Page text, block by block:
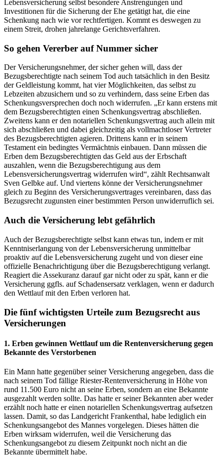
Lebensversicherung selbst besondere Anstrengungen und
Investitionen für die Sicherung der Ehe getätigt hat, die eine
Schenkung nach wie vor rechtfertigen. Kommt es deswegen zu
einem Streit, drohen jahrelange Gerichtsverfahren.
So gehen Vererber auf Nummer sicher
Der Versicherungsnehmer, der sicher gehen will, dass der
Bezugsberechtigte nach seinem Tod auch tatsächlich in den Besitz
der Geldleistung kommt, hat vier Möglichkeiten, das selbst zu
Lebzeiten abzusichern und so zu verhindern, dass seine Erben das
Schenkungsversprechen doch noch widerrufen. „Er kann erstens mit
dem Bezugsberechtigten einen Schenkungsvertrag abschließen.
Zweitens kann er den notariellen Schenkungsvertrag auch allein mit
sich abschließen und dabei gleichzeitig als vollmachtloser Vertreter
des Bezugsberechtigten agieren. Drittens kann er in seinem
Testament ein bedingtes Vermächtnis einbauen. Dann müssen die
Erben dem Bezugsberechtigten das Geld aus der Erbschaft
auszahlen, wenn die Bezugsberechtigung aus dem
Lebensversicherungsvertrag widerrufen wird“, zählt Rechtsanwalt
Sven Gelbke auf. Und viertens könne der Versicherungsnehmer
gleich zu Beginn des Versicherungsvertrages vereinbaren, dass das
Bezugsrecht zugunsten einer bestimmten Person unwiderruflich sei.
Auch die Versicherung lebt gefährlich
Auch der Bezugsberechtigte selbst kann etwas tun, indem er mit
Kenntniserlangung von der Lebensversicherung unmittelbar
proaktiv auf die Lebensversicherung zugeht und von dieser eine
offizielle Benachrichtigung über die Bezugsberechtigung verlangt.
Reagiert die Assekuranz darauf gar nicht oder zu spät, kann er die
Versicherung ggfls. auf Schadensersatz verklagen, wenn er dadurch
den Wettlauf mit den Erben verloren hat.
Die fünf wichtigsten Urteile zum Bezugsrecht aus
Versicherungen
1. Erben gewinnen Wettlauf um die Rentenversicherung gegen
Bekannte des Verstorbenen
Ein Mann hatte gegenüber seiner Versicherung angegeben, dass die
nach seinem Tod fällige Riester-Rentenversicherung in Höhe von
rund 11.500 Euro nicht an seine Erben, sondern an eine Bekannte
ausgezahlt werden sollte. Das hatte er seiner Bekannten aber weder
erzählt noch hatte er einen notariellen Schenkungsvertrag aufsetzen
lassen. Damit, so das Landgericht Frankenthal, habe lediglich ein
Schenkungsangebot des Mannes vorgelegen. Dieses hätten die
Erben wirksam widerrufen, weil die Versicherung das
Schenkungsangebot zu diesem Zeitpunkt noch nicht an die
Bekannte übermittelt habe.